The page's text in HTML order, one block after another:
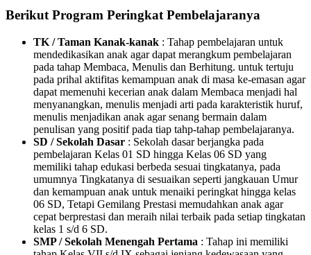
Berikut Program Peringkat Pembelajaranya
TK / Taman Kanak-kanak : Tahap pembelajaran untuk
mendedikasikan anak agar dapat merangkum pembelajaran
pada tahap Membaca, Menulis dan Berhitung. untuk tertuju
pada prihal aktifitas kemampuan anak di masa ke-emasan agar
dapat memenuhi kecerian anak dalam Membaca menjadi hal
menyanangkan, menulis menjadi arti pada karakteristik huruf,
menulis menjadikan anak agar senang bermain dalam
penulisan yang positif pada tiap tahp-tahap pembelajaranya.
SD / Sekolah Dasar : Sekolah dasar berjangka pada
pembelajaran Kelas 01 SD hingga Kelas 06 SD yang
memiliki tahap edukasi berbeda sesuai tingkatanya, pada
umumnya Tingkatanya di sesuaikan seperti jangkauan Umur
dan kemampuan anak untuk menaiki peringkat hingga kelas
06 SD, Tetapi Gemilang Prestasi memudahkan anak agar
cepat berprestasi dan meraih nilai terbaik pada setiap tingkatan
kelas 1 s/d 6 SD.
SMP / Sekolah Menengah Pertama : Tahap ini memiliki